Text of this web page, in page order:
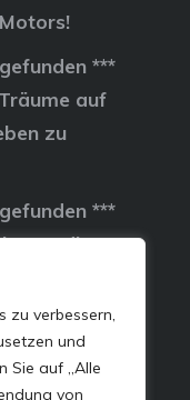
zu verbessern,
und
Sie auf „Alle
von
***
auf
zu
***
die